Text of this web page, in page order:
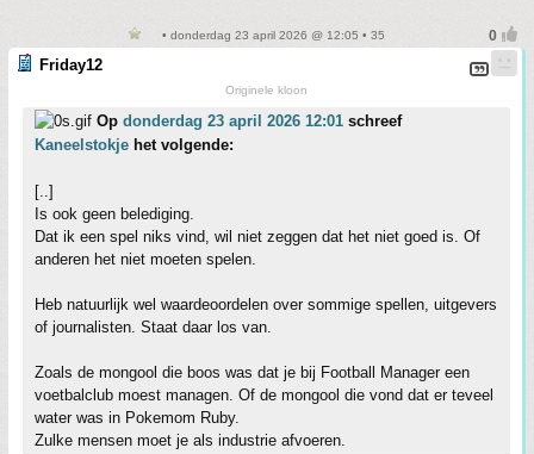
• donderdag 23 april 2026 @ 12:05 • 35
Friday12
Originele kloon
Op donderdag 23 april 2026 12:01 schreef
Kaneelstokje het volgende:
[..]
Is ook geen belediging.
Dat ik een spel niks vind, wil niet zeggen dat het niet goed is. Of
anderen het niet moeten spelen.
Heb natuurlijk wel waardeoordelen over sommige spellen, uitgevers
of journalisten. Staat daar los van.
Zoals de mongool die boos was dat je bij Football Manager een
voetbalclub moest managen. Of de mongool die vond dat er teveel
water was in Pokemom Ruby.
Zulke mensen moet je als industrie afvoeren.